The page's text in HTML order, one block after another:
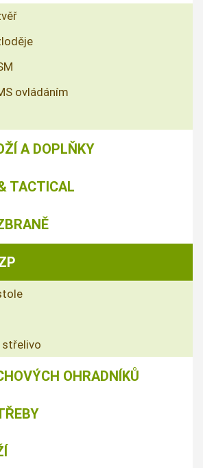
ovládáním
A DOPLŇKY
TACTICAL
střelivo
OHRADNÍKŮ